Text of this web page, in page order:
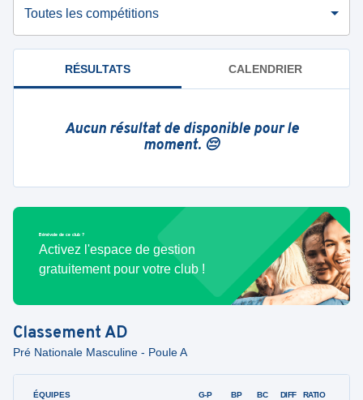
Toutes les compétitions
RÉSULTATS CALENDRIER
Aucun résultat de disponible pour le
moment. 😔
Bénévole de ce club ?
Activez l'espace de gestion
gratuitement pour votre club !
ClassementAD
Pré Nationale Masculine - Poule A
ÉQUIPES G-P BP BC DIFF RATIO